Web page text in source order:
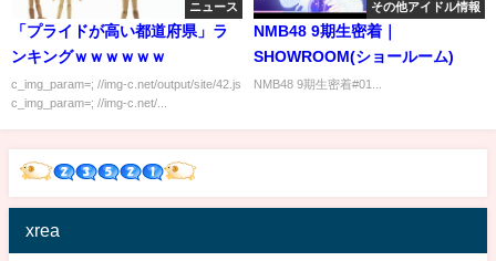
ニュース
「プライドが高い都道府県」ラ
ンキングｗｗｗｗｗｗ
c_img_param=; //img-c.net/output/site/42.js
c_img_param=; //img-c.net/...
その他アイドル情報
NMB48 9期生密着｜
SHOWROOM(ショールーム)
NMB48 9期生密着#01...
xrea